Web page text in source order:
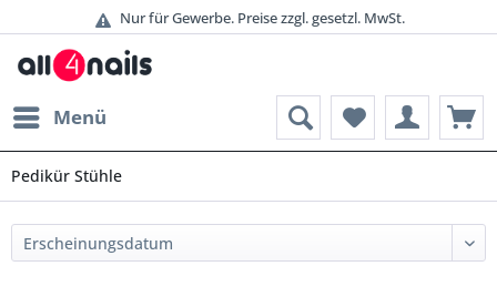
Nur für Gewerbe. Preise zzgl. gesetzl. MwSt.
Menü
Pedikür Stühle